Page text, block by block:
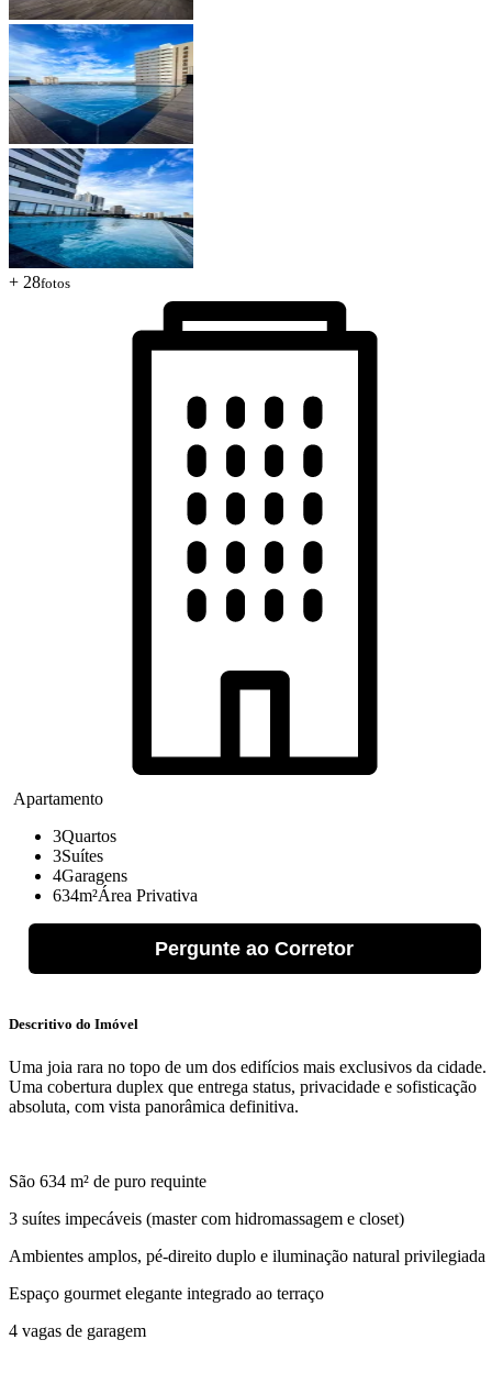
+ 28fotos
Apartamento
3Quartos
3Suítes
4Garagens
634m²Área Privativa
Pergunte ao Corretor
Descritivo do Imóvel
Uma joia rara no topo de um dos edifícios mais exclusivos da cidade.
Uma cobertura duplex que entrega status, privacidade e sofisticação
absoluta, com vista panorâmica definitiva.
São 634 m² de puro requinte
3 suítes impecáveis (master com hidromassagem e closet)
Ambientes amplos, pé-direito duplo e iluminação natural privilegiada
Espaço gourmet elegante integrado ao terraço
4 vagas de garagem